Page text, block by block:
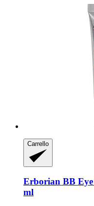
Carrello
Erborian BB
ml